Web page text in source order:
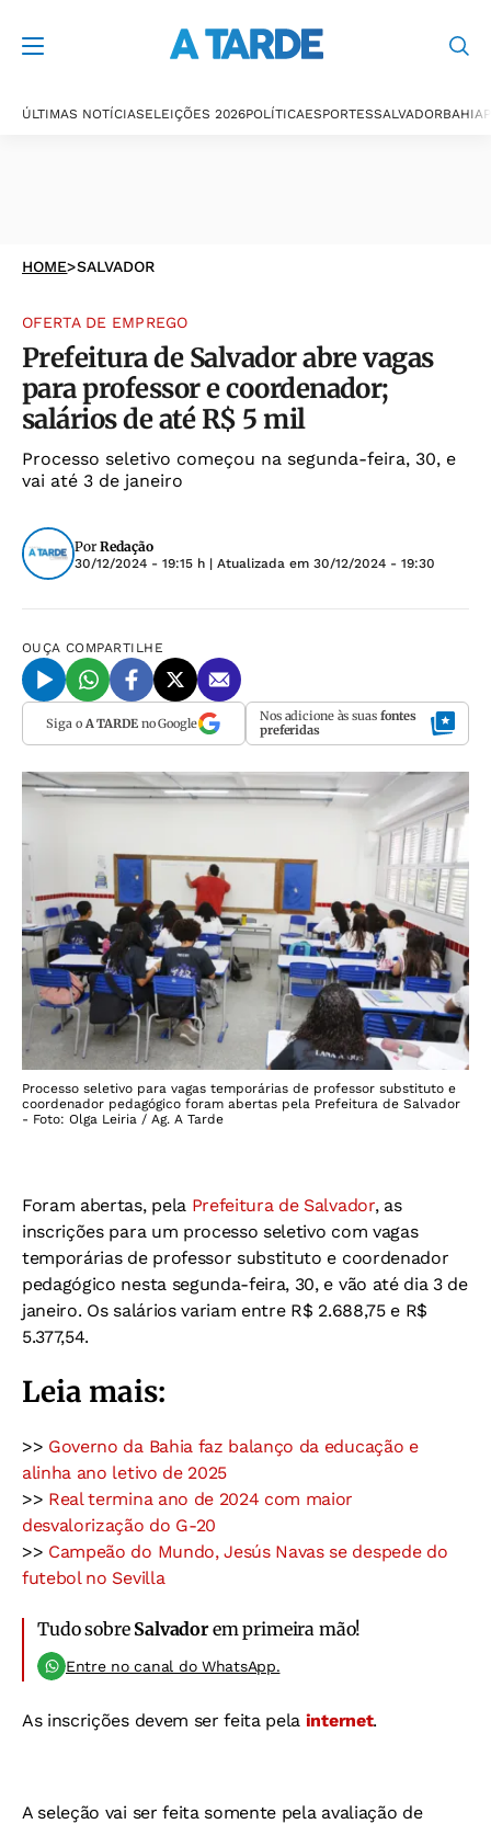
ÚLTIMAS NOTÍCIASELEIÇÕES 2026POLÍTICAESPORTESSALVADORBAHIA
HOME>SALVADOR
OFERTA DE EMPREGO
Prefeitura de Salvador abre vagas
para professor e coordenador;
salários de até R$ 5 mil
Processo seletivo começou na segunda-feira, 30, e
vai até 3 de janeiro
Por Redação
30/12/2024 - 19:15 h | Atualizada em 30/12/2024 - 19:30
OUÇA COMPARTILHE
Siga o A TARDEno Google Nos adicione às suas fontes
preferidas
Processo seletivo para vagas temporárias de professor substituto e
coordenador pedagógico foram abertas pela Prefeitura de Salvador
- Foto: Olga Leiria / Ag. A Tarde
Foram abertas, pela Prefeitura de Salvador, as
inscrições para um processo seletivo com vagas
temporárias de professor substituto e coordenador
pedagógico nesta segunda-feira, 30, e vão até dia 3 de
janeiro. Os salários variam entre R$ 2.688,75 e R$
5.377,54.
Leia mais:
>> Governo da Bahia faz balanço da educação e
alinha ano letivo de 2025
>> Real termina ano de 2024 com maior
desvalorização do G-20
>> Campeão do Mundo, Jesús Navas se despede do
futebol no Sevilla
Tudo sobre Salvadorem primeira mão!
Entre no canal do WhatsApp.
As inscrições devem ser feita pela internet.
A seleção vai ser feita somente pela avaliação de